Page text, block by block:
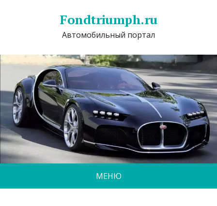
Fondtriumph.ru
Автомобильный портал
МЕНЮ